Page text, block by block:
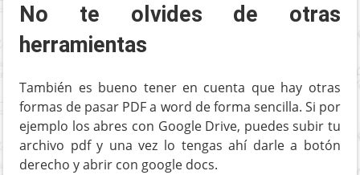
No te olvides de otras
herramientas
También es bueno tener en cuenta que hay otras
formas de pasar PDF a word de forma sencilla. Si por
ejemplo los abres con Google Drive, puedes subir tu
archivo pdf y una vez lo tengas ahí darle a botón
derecho y abrir con google docs.